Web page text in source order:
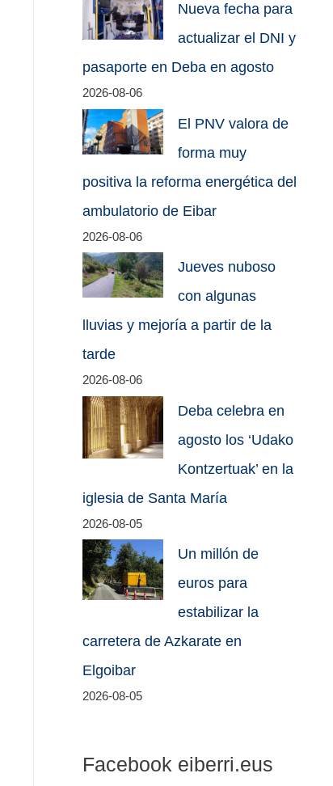
Nueva fecha para
actualizar el DNI y
pasaporte en Deba en agosto
2026-08-06
El PNV valora de
forma muy
positiva la reforma energética del
ambulatorio de Eibar
2026-08-06
Jueves nuboso
con algunas
lluvias y mejoría a partir de la
tarde
2026-08-06
Deba celebra en
agosto los ‘Udako
Kontzertuak’ en la
iglesia de Santa María
2026-08-05
Un millón de
euros para
estabilizar la
carretera de Azkarate en
Elgoibar
2026-08-05
Facebook eiberri.eus